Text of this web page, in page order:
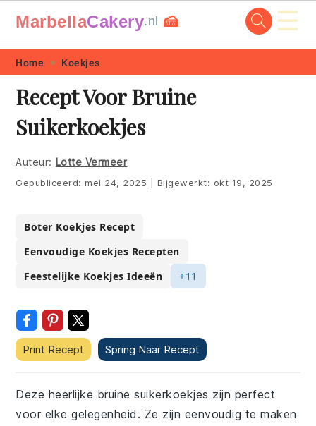
Skip
primary
navigation
Skip
main
content
Skip
primary
sidebar
Skip
footer
MarbellaCakery.nl 🍰 ☰
Home Koekjes
Recept Voor Bruine
Suikerkoekjes
Auteur: Lotte Vermeer
Gepubliceerd:mei 24, 2025 Bijgewerkt: okt 19, 2025
Boter Koekjes Recept
Eenvoudige Koekjes Recepten
Feestelijke Koekjes Ideeën
+11
Print Recept Spring Naar Recept
Deze heerlijke bruine suikerkoekjes zijn perfect
voor elke gelegenheid. Ze zijn eenvoudig te maken